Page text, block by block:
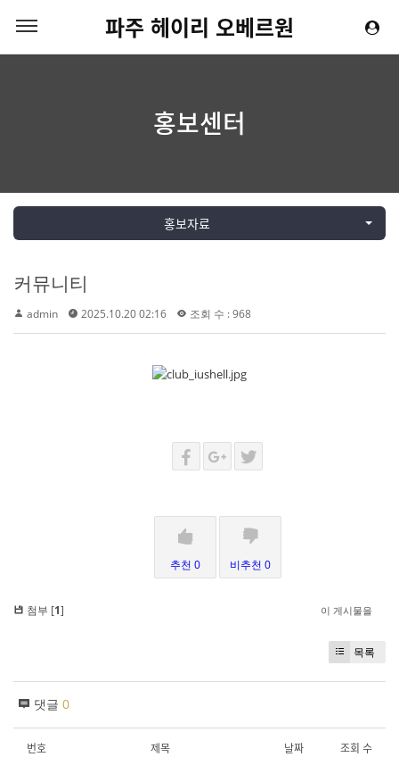
파주 헤이리 오베르원
홍보센터
홍보자료
커뮤니티
admin 2025.10.20 02:16 조회 수 : 968
추천 0 비추천 0
첨부 [1] 이 게시물을
목록
댓글 0
번호 제목 날짜 조회 수